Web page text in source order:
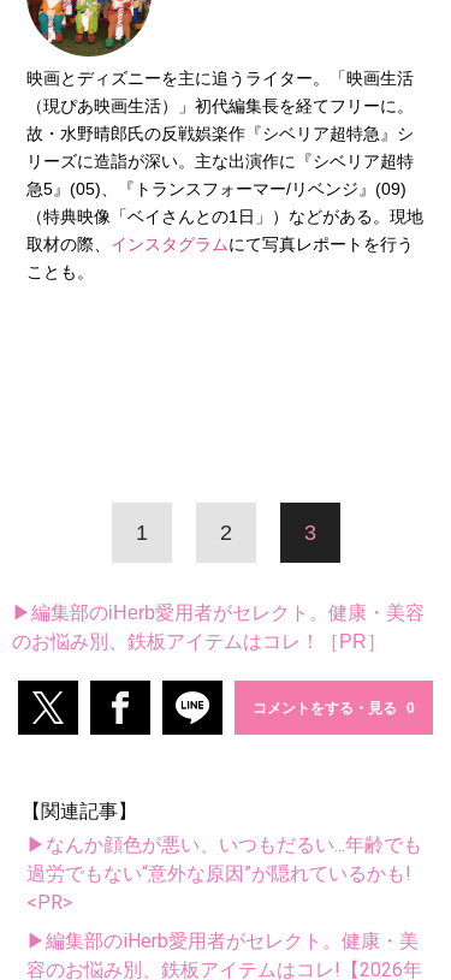
映画とディズニーを主に追うライター。「映画生活
（現ぴあ映画生活）」初代編集長を経てフリーに。
故・水野晴郎氏の反戦娯楽作『シベリア超特急』シ
リーズに造詣が深い。主な出演作に『シベリア超特
急5』(05)、『トランスフォーマー/リベンジ』(09)
（特典映像「ベイさんとの1日」）などがある。現地
取材の際、 インスタグラムにて写真レポートを行う
ことも。
1 2 3
▶編集部のiHerb愛用者がセレクト。健康・美容
のお悩み別、鉄板アイテムはコレ！［PR］
コメントをする・見る
【関連記事】
▶なんか顔色が悪い、いつもだるい...年齢でも
過労でもない“意外な原因”が隠れているかも!
<PR>
▶編集部のiHerb愛用者がセレクト。健康・美
容のお悩み別、鉄板アイテムはコレ!【2026年